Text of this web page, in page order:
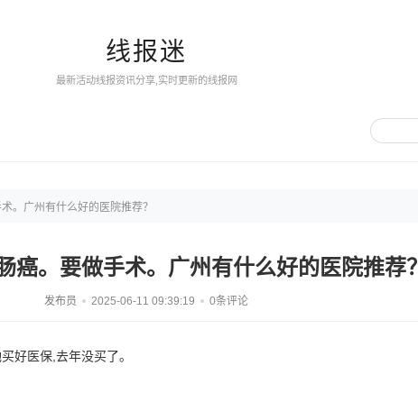
线报迷
最新活动线报资讯分享,实时更新的线报网
。广州有什么好的医院推荐？
癌。要做手术。广州有什么好的医院推荐？
发布员 2025-06-11 09:39:19 0条评论
好医保,去年没买了。